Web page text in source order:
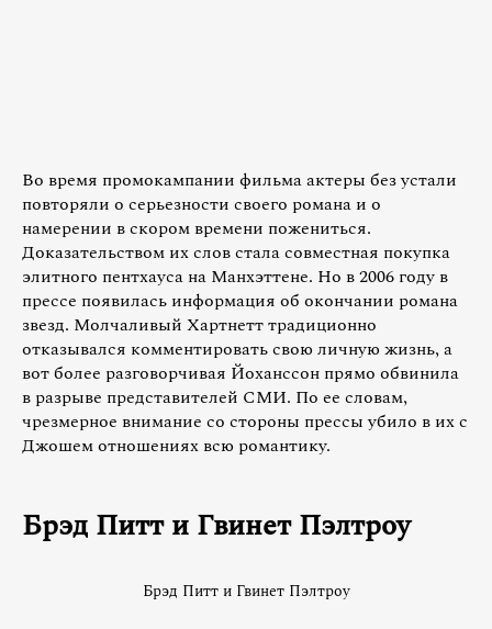
Во время промокампании фильма актеры без устали
повторяли о серьезности своего романа и о
намерении в скором времени пожениться.
Доказательством их слов стала совместная покупка
элитного пентхауса на Манхэттене. Но в 2006 году в
прессе появилась информация об окончании романа
звезд. Молчаливый Хартнетт традиционно
отказывался комментировать свою личную жизнь, а
вот более разговорчивая Йоханссон прямо обвинила
в разрыве представителей СМИ. По ее словам,
чрезмерное внимание со стороны прессы убило в их с
Джошем отношениях всю романтику.
Брэд Питт и Гвинет Пэлтроу
Брэд Питт и Гвинет Пэлтроу